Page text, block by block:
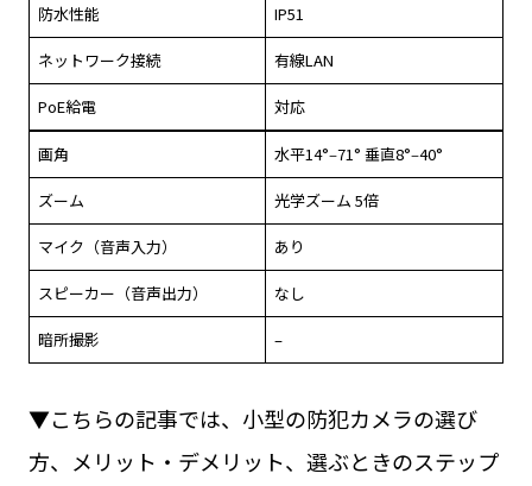
防水性能 IP51
ネットワーク接続 有線LAN
PoE給電 対応
画角 ⽔平14°‒71° 垂直8°‒40°
ズーム 光学ズーム 5倍
マイク（音声入力） あり
スピーカー（音声出力） なし
暗所撮影 –
▼こちらの記事では、小型の防犯カメラの選び
方、メリット・デメリット、選ぶときのステップ